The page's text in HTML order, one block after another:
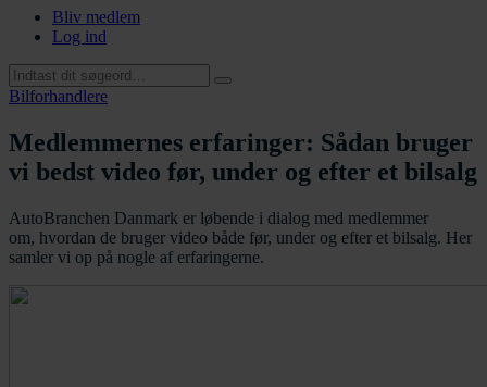
Bliv medlem
Log ind
Bilforhandlere
Medlemmernes erfaringer: Sådan bruger
vi bedst video før, under og efter et bilsalg
AutoBranchen Danmark er løbende i dialog med medlemmer
om, hvordan de bruger video både før, under og efter et bilsalg. Her
samler vi op på nogle af erfaringerne.